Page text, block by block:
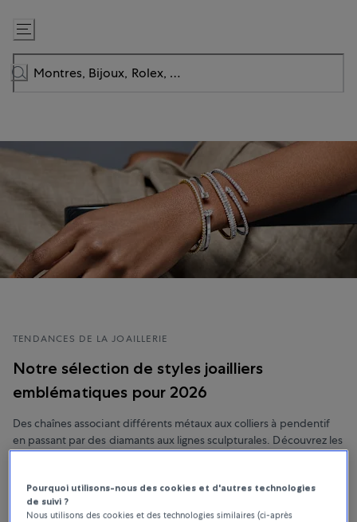
Passer
au
contenu
TENDANCES DE LA JOAILLERIE
Notre sélection de styles joailliers
emblématiques pour 2026
Des chaînes associant différents métaux aux colliers à pendentif
en passant par des diamants aux lignes sculpturales. Découvrez les
Pourquoi utilisons-nous des cookies et d'autres technologies
de suivi ?
Nous utilisons des cookies et des technologies similaires (ci-après